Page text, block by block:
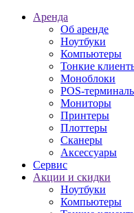
Аренда
Об аренде
Ноутбуки
Компьютеры
Тонкие
Моноблоки
POS-
Мониторы
Принтеры
Плоттеры
Сканеры
Аксессуары
Сервис
Акции и скидки
Ноутбуки
Компьютеры